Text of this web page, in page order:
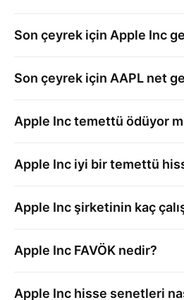
Son çeyrek için Apple Inc
Son çeyrek için AAPL net
Apple Inctemettü ödüyor
Apple Inc iyi bir temettü
Apple Inc şirketinin kaç
Apple Inc FAVÖK nedir?
Apple Inc hisse senetleri